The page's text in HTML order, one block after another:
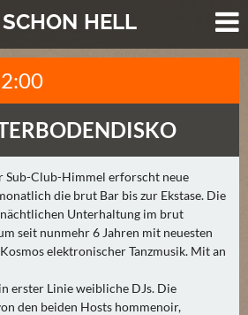
SCHON HELL
Sub-Club-Himmel erforscht neue
die brut Bar bis zur Ekstase. Die
Unterhaltung im brut
seit nunmehr 6 Jahren mit neuesten
elektronischer Tanzmusik. Mit an
erster Linie weibliche DJs. Die
den beiden Hosts hommenoir,